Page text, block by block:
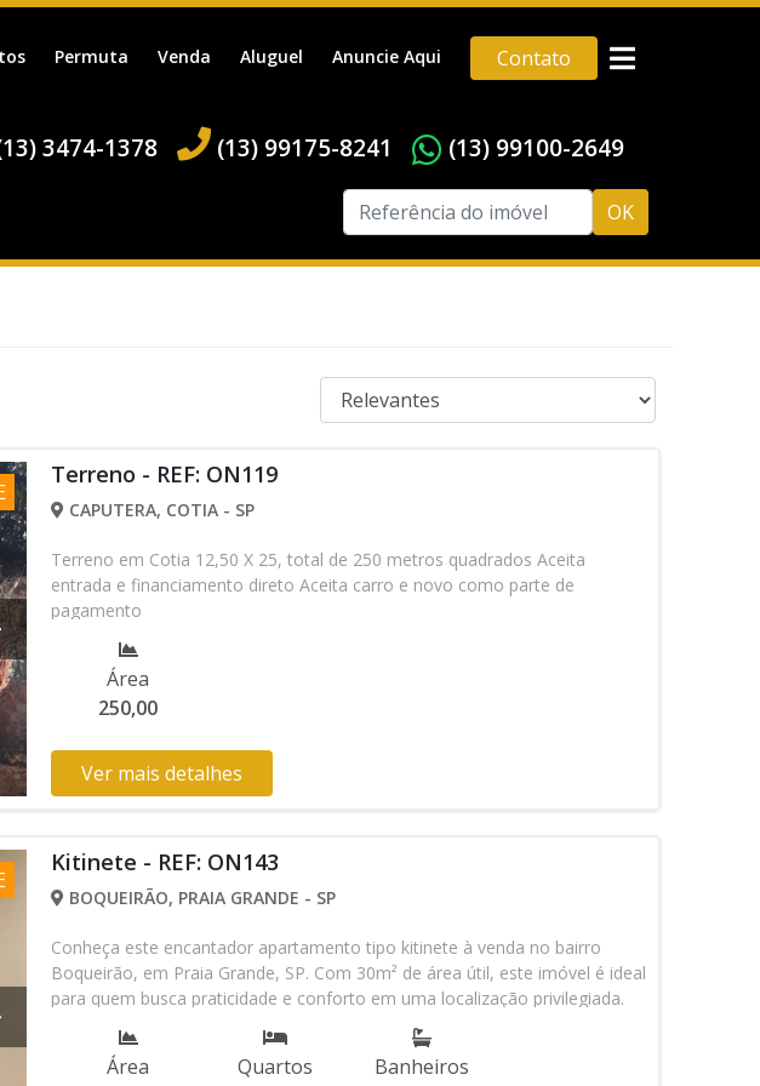
Permuta Venda Aluguel Anuncie Aqui Contato
3474-1378 (13) 99175-8241 (13) 99100-2649
OK
Terreno - REF: ON119
CAPUTERA, COTIA - SP
Terreno em Cotia 12,50 X 25, total de 250 metros quadrados Aceita
entrada e financiamento direto Aceita carro e novo como parte de
pagamento
Área
250,00
Ver mais detalhes
Kitinete - REF: ON143
BOQUEIRÃO, PRAIA GRANDE - SP
Conheça este encantador apartamento tipo kitinete à venda no bairro
Boqueirão, em Praia Grande, SP. Com 30m² de área útil, este imóvel é ideal
para quem busca praticidade e conforto em uma localização privilegiada.
Situado em uma das regiões mais valorizadas da cidade, praticamente o
centro comercial da praia grande, o imóvel oferece fácil acesso a
comércios, serviços, transporte público e a praia do Boqueirão, perfeitas
Área
Quartos
Banheiros